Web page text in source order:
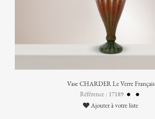
Vase CHARDER Le Verre Français
Référence : 17189
Ajouter à votre liste